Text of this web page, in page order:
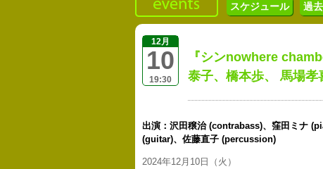
スケジュール 過
12月
10
19:30
『シンnowhere
泰子、橋本歩、 馬場孝
出演：沢田穣治 (contrabass)、窪田ミナ
(guitar)、佐藤直子 (percussion)
2024年12月10日（火）